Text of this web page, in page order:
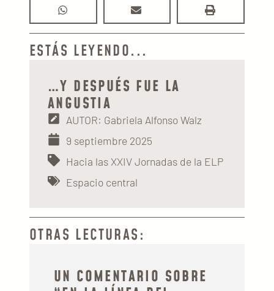
ESTÁS LEYENDO...
…Y DESPUÉS FUE LA
ANGUSTIA
AUTOR: Gabriela Alfonso Walz
9 septiembre 2025
Hacia las XXIV Jornadas de la ELP
Espacio central
OTRAS LECTURAS:
UN COMENTARIO SOBRE